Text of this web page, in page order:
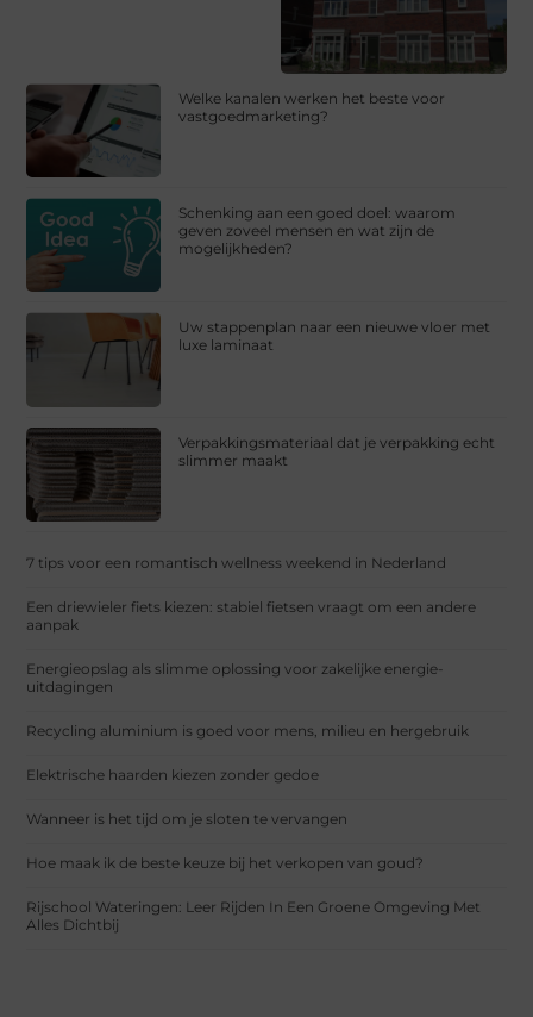
Welke kanalen werken het beste voor
vastgoedmarketing?
Schenking aan een goed doel: waarom
geven zoveel mensen en wat zijn de
mogelijkheden?
Uw stappenplan naar een nieuwe vloer met
luxe laminaat
Verpakkingsmateriaal dat je verpakking echt
slimmer maakt
7 tips voor een romantisch wellness weekend in Nederland
Een driewieler fiets kiezen: stabiel fietsen vraagt om een andere
aanpak
Energieopslag als slimme oplossing voor zakelijke energie-
uitdagingen
Recycling aluminium is goed voor mens, milieu en hergebruik
Elektrische haarden kiezen zonder gedoe
Wanneer is het tijd om je sloten te vervangen
Hoe maak ik de beste keuze bij het verkopen van goud?
Rijschool Wateringen: Leer Rijden In Een Groene Omgeving Met
Alles Dichtbij